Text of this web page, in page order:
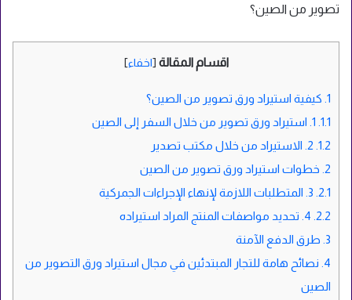
تصوير من الصين؟
اقسام المقالة [اخفاء]
1. كيفية استيراد ورق تصوير من الصين؟
1.1.
1.2.
2. خطوات استيراد ورق تصوير من الصين
2.1.
2.2.
3. طرق الدفع الآمنة
4. نصائح هامة للتجار المبتدئين في مجال استيراد ورق التصوير من
الصين